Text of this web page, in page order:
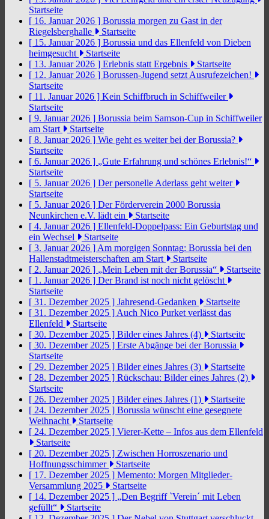
Startseite
[ 16. Januar 2026 ] Borussia morgen zu Gast in der
Riegelsberghalle
Startseite
[ 15. Januar 2026 ] Borussia und das Ellenfeld von Dieben
heimgesucht
Startseite
[ 13. Januar 2026 ] Erlebnis statt Ergebnis
Startseite
[ 12. Januar 2026 ] Borussen-Jugend setzt Ausrufezeichen!
Startseite
[ 11. Januar 2026 ] Kein Schiffbruch in Schiffweiler
Startseite
[ 9. Januar 2026 ] Borussia beim Samson-Cup in Schiffweiler
am Start
Startseite
[ 8. Januar 2026 ] Wie geht es weiter bei der Borussia?
Startseite
[ 6. Januar 2026 ] „Gute Erfahrung und schönes Erlebnis!“
Startseite
[ 5. Januar 2026 ] Der personelle Aderlass geht weiter
Startseite
[ 5. Januar 2026 ] Der Förderverein 2000 Borussia
Neunkirchen e.V. lädt ein
Startseite
[ 4. Januar 2026 ] Ellenfeld-Doppelpass: Ein Geburtstag und
ein Wechsel
Startseite
[ 3. Januar 2026 ] Am morgigen Sonntag: Borussia bei den
Hallenstadtmeisterschaften am Start
Startseite
[ 2. Januar 2026 ] „Mein Leben mit der Borussia“
Startseite
[ 1. Januar 2026 ] Der Brand ist noch nicht gelöscht
Startseite
[ 31. Dezember 2025 ] Jahresend-Gedanken
Startseite
[ 31. Dezember 2025 ] Auch Nico Purket verlässt das
Ellenfeld
Startseite
[ 30. Dezember 2025 ] Bilder eines Jahres (4)
Startseite
[ 30. Dezember 2025 ] Erste Abgänge bei der Borussia
Startseite
[ 29. Dezember 2025 ] Bilder eines Jahres (3)
Startseite
[ 28. Dezember 2025 ] Rückschau: Bilder eines Jahres (2)
Startseite
[ 26. Dezember 2025 ] Bilder eines Jahres (1)
Startseite
[ 24. Dezember 2025 ] Borussia wünscht eine gesegnete
Weihnacht
Startseite
[ 24. Dezember 2025 ] Vierer-Kette – Infos aus dem Ellenfeld
Startseite
[ 20. Dezember 2025 ] Zwischen Horroszenario und
Hoffnungsschimmer
Startseite
[ 17. Dezember 2025 ] Memento: Morgen Mitglieder-
Versammlung 2025
Startseite
[ 14. Dezember 2025 ] „Den Begriff `Verein´ mit Leben
gefüllt“
Startseite